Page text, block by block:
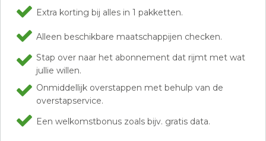
Extra korting bij alles in 1 pakketten.
Alleen beschikbare maatschappijen checken.
Stap over naar het abonnement dat rijmt met wat
jullie willen.
Onmiddellijk overstappen met behulp van de
overstapservice.
Een welkomstbonus zoals bijv. gratis data.